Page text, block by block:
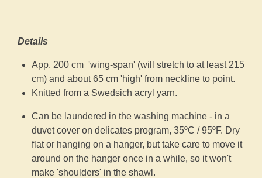
Details
App. 200 cm 'wing-span' (will stretch to at least 215
cm) and about 65 cm 'high' from neckline to point.
Knitted from a Swedsich acryl yarn.
Can be laundered in the washing machine - in a
duvet cover on delicates program, 35ºC / 95ºF. Dry
flat or hanging on a hanger, but take care to move it
around on the hanger once in a while, so it won't
make 'shoulders' in the shawl.